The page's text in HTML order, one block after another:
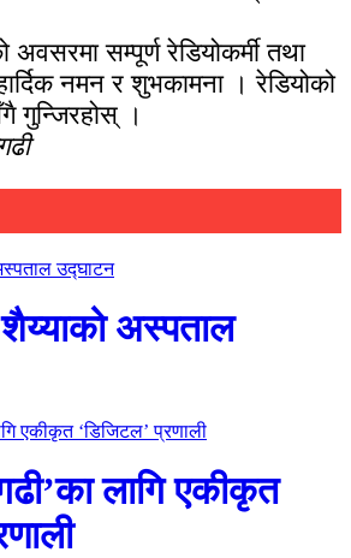
अवसरमा सम्पूर्ण रेडियोकर्मी तथा
नमन र शुभकामना । रेडियोको
।
अस्पताल
लागि एकीकृत